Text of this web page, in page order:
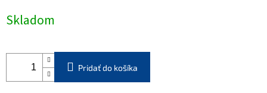
cena:
Skladom
Pridať do košíka